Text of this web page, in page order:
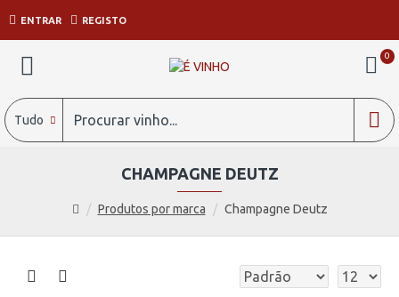
ENTRAR REGISTO
0
Tudo
Produtos por marca Champagne Deutz
CHAMPAGNE DEUTZ